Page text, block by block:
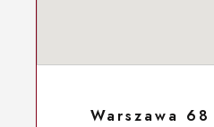
Warszawa 68